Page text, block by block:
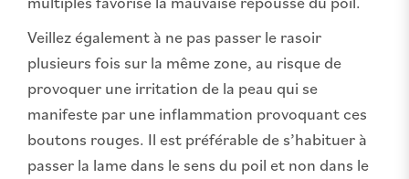
Veillez également à ne pas passer le rasoir
plusieurs fois sur la même zone, au risque de
provoquer une irritation de la peau qui se
manifeste par une inflammation provoquant ces
boutons rouges. Il est préférable de s’habituer à
passer la lame dans le sens du poil et non dans le